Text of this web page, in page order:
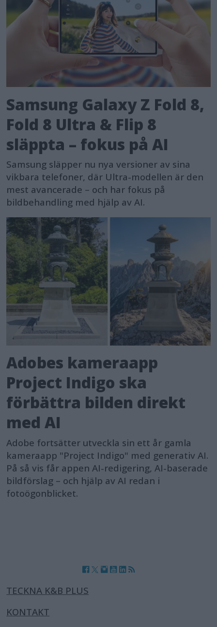
Samsung Galaxy Z Fold 8,
Fold 8 Ultra & Flip 8
släppta – fokus på AI
Samsung släpper nu nya versioner av sina
vikbara telefoner, där Ultra-modellen är den
mest avancerade – och har fokus på
bildbehandling med hjälp av AI.
Adobes kameraapp
Project Indigo ska
förbättra bilden direkt
med AI
Adobe fortsätter utveckla sin ett år gamla
kameraapp "Project Indigo" med generativ AI.
På så vis får appen AI-redigering, AI-baserade
bildförslag – och hjälp av AI redan i
fotoögonblicket.
TECKNA K&B PLUS
KONTAKT